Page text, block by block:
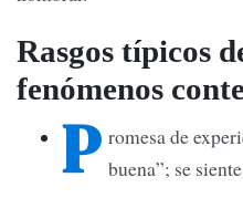
Rasgos típicos
fenómenos
P romesa de
buena”; se